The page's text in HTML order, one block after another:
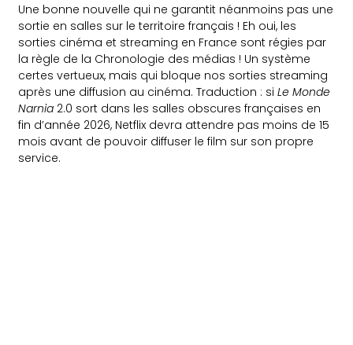
Une bonne nouvelle qui ne garantit néanmoins pas une
sortie en salles sur le territoire français ! Eh oui, les
sorties cinéma et streaming en France sont régies par
la règle de la Chronologie des médias ! Un système
certes vertueux, mais qui bloque nos sorties streaming
après une diffusion au cinéma. Traduction : siLe Monde
Narnia 2.0 sort dans les salles obscures françaises en
fin d’année 2026, Netflix devra attendre pas moins de 15
mois avant de pouvoir diffuser le film sur son propre
service.